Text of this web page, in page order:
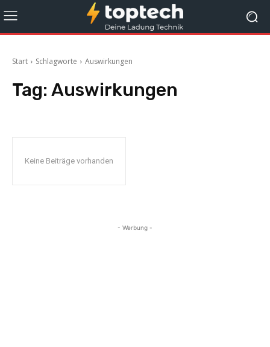
Start Schlagworte Auswirkungen
Tag: Auswirkungen
Keine Beiträge vorhanden
- Werbung -